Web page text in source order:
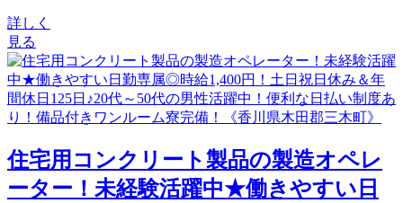
詳しく
見る
住宅用コンクリート製品の製造オペレ
ーター！未経験活躍中★働きやすい日